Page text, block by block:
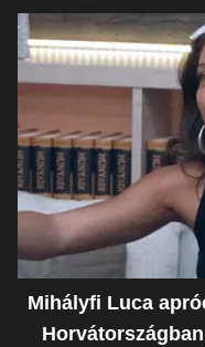
Mihályfi Luca